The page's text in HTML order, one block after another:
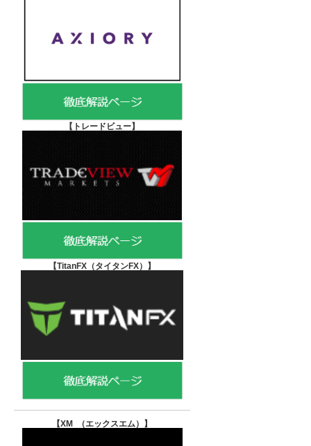
【 トレードビュー】
【TitanFX（タイタンFX） 】
【XM （エックスエム） 】